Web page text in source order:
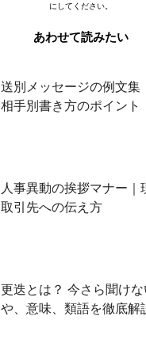
にしてください。
あわせて読みたい
送別メッセージの例文集
相手別書き方のポイント
人事異動の挨拶マナー｜
取引先への伝え方
更迭とは？ 今さら聞け
や、意味、類語を徹底解